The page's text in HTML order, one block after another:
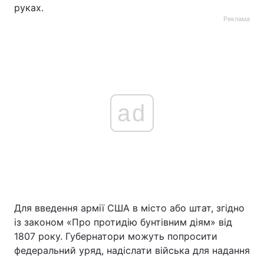
руках.
Реклама
ad
Для введення армії США в місто або штат, згідно
із законом «Про протидію бунтівним діям» від
1807 року. Губернатори можуть попросити
федеральний уряд, надіслати війська для надання